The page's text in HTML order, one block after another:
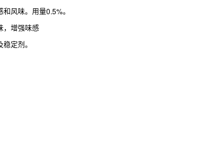
风味。用量0.5%。
，增强味感
定剂。